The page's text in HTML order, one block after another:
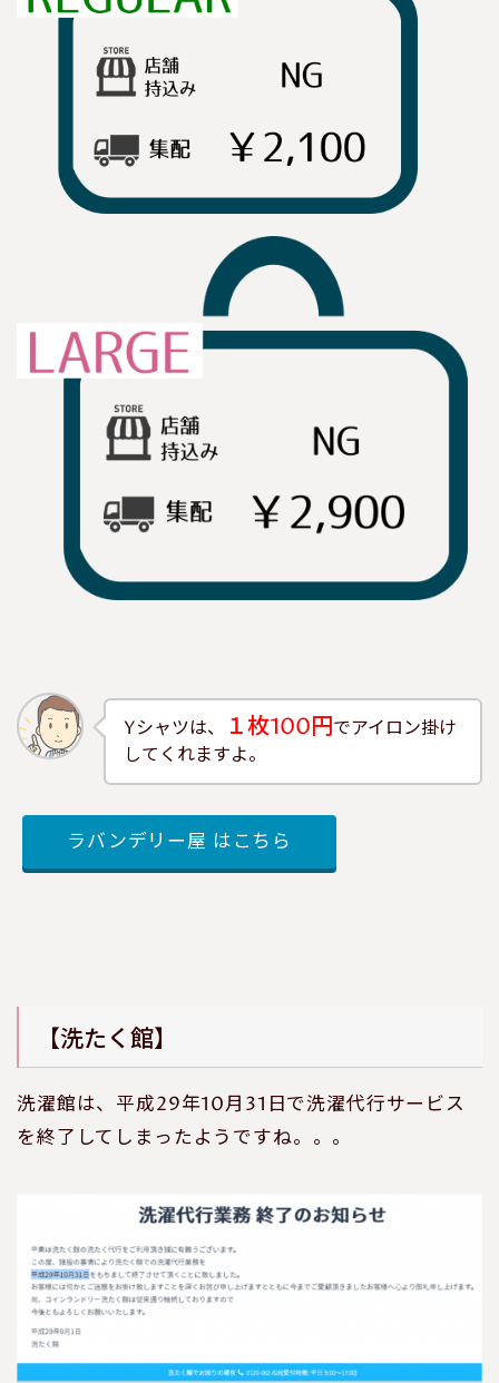
Yシャツは、 １枚100円でアイロン掛け
してくれますよ。
ラバンデリー屋 はこちら
【洗たく館】
洗濯館は、平成29年10月31日で洗濯代行サービス
を終了してしまったようですね。。。